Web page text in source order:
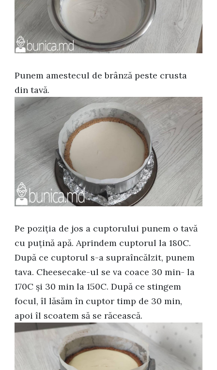
Punem amestecul de brânză peste crusta
din tavă.
Pe poziția de jos a cuptorului punem o tavă
cu puțină apă. Aprindem cuptorul la 180C.
După ce cuptorul s-a supraîncălzit, punem
tava. Cheesecake-ul se va coace 30 min- la
170C și 30 min la 150C. După ce stingem
focul, îl lăsăm în cuptor timp de 30 min,
apoi îl scoatem să se răcească.